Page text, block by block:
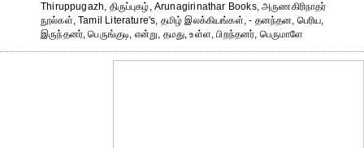
Thiruppugazh, திருப்புகழ், Arunagirinathar Books, அருணகிரிநாதர்
நூல்கள், Tamil Literature's, தமிழ் இலக்கியங்கள், - தனந்தன, பெரிய,
இருந்தனர், பெருங்குடி, என்று, தமது, உள்ள, பிறந்தனர், பெருமாளே